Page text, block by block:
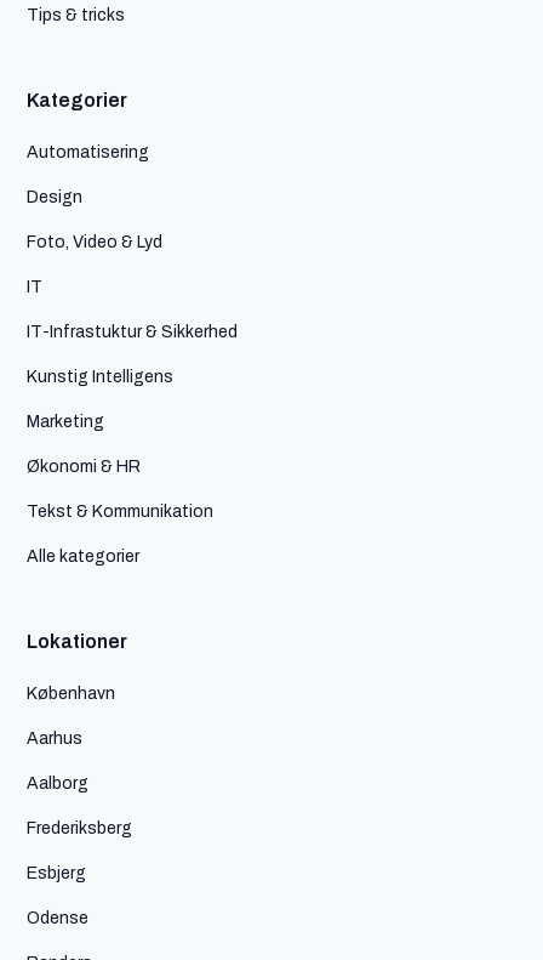
Tips & tricks
Kategorier
Automatisering
Design
Foto, Video & Lyd
IT
IT-Infrastuktur & Sikkerhed
Kunstig Intelligens
Marketing
Økonomi & HR
Tekst & Kommunikation
Alle kategorier
Lokationer
København
Aarhus
Aalborg
Frederiksberg
Esbjerg
Odense